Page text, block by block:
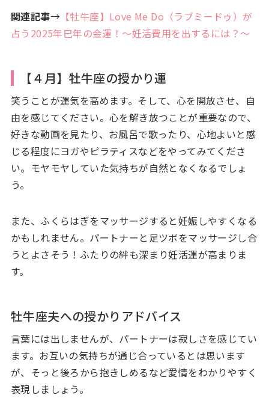
関連記事→【牡牛座】Love Me Do（ラブミードゥ）が
占う2025年巳年の金運！～妊活費用を出するには？～
【４月】牡牛座の授かり運
笑うことが運気を高めます。そして、心を開放させ、自
由を感じてください。心を解き放つことが重要なので、
好きな動画を見たり、お風呂で歌ったり、心地よいと感
じる程度にヨガやピラティスなどをやってみてくださ
い。モヤモヤしていた気持ちが自然となくなるでしょ
う。
また、ふくらはぎをマッサージすると妊娠しやすくなる
かもしれません。パートナーと足ツボをマッサージし合
うとよさそう！ふたりの絆も深まり妊活運が高まりま
す。
牡牛座夫への授かりアドバイス
言葉には出しませんが、パートナーは寂しさを感じてい
ます。お互いの気持ちが通じ合っているとは思います
が、そっと後ろから抱きしめるなど愛情をわかりやすく
表現しましょう。